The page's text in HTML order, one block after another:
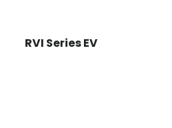
RVI Series EV